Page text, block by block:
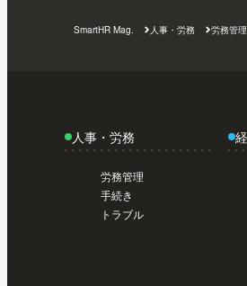
トライアル編
日から使い始
導入前準備編
導入前準備編
SmartHR Mag. 人事・労務 労務管理
人事・労務
労務管理
手続き
トラブル